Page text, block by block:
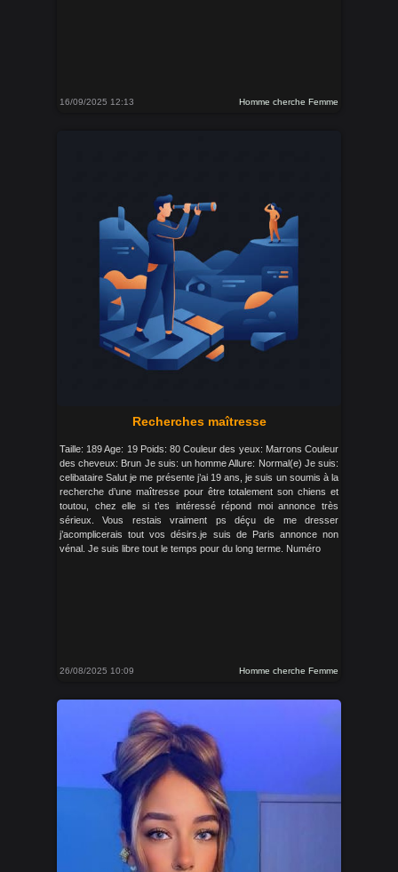
16/09/2025 12:13 Homme cherche Femme
Recherches maîtresse
Taille: 189 Age: 19 Poids: 80 Couleur des yeux: Marrons Couleur
des cheveux: Brun Je suis: un homme Allure: Normal(e) Je suis:
celibataire Salut je me présente j’ai 19 ans, je suis un soumis à la
recherche d’une maîtresse pour être totalement son chiens et
toutou, chez elle si t’es intéressé répond moi annonce très
sérieux. Vous restais vraiment ps déçu de me dresser
j’acomplicerais tout vos désirs.je suis de Paris annonce non
vénal. Je suis libre tout le temps pour du long terme. Numéro
26/08/2025 10:09 Homme cherche Femme